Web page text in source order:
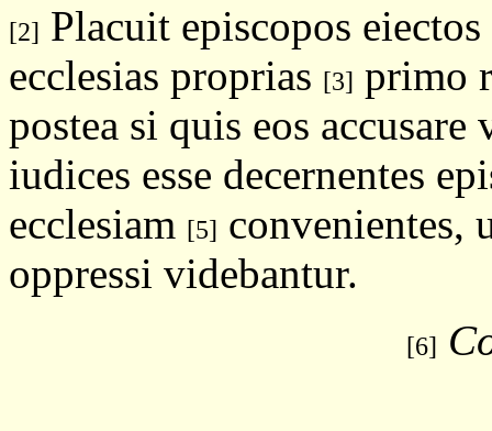
[2] Placuit episcopos
ecclesias proprias [3] primo
postea si quis eos
iudices esse decernentes
ecclesiam [5] convenientes,
oppressi videbantur.
[6]